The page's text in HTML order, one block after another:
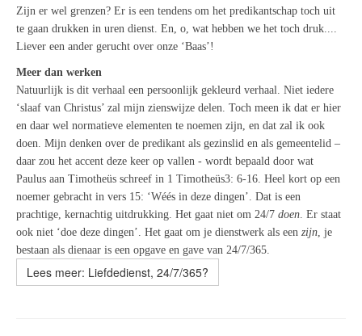
Zijn er wel grenzen? Er is een tendens om het predikantschap toch uit
te gaan drukken in uren dienst. En, o, wat hebben we het toch druk....
Liever een ander gerucht over onze ‘Baas’!
Meer dan werken
Natuurlijk is dit verhaal een persoonlijk gekleurd verhaal. Niet iedere
‘slaaf van Christus’ zal mijn zienswijze delen. Toch meen ik dat er hier
en daar wel normatieve elementen te noemen zijn, en dat zal ik ook
doen. Mijn denken over de predikant als gezinslid en als gemeentelid –
daar zou het accent deze keer op vallen - wordt bepaald door wat
Paulus aan Timotheüs schreef in 1 Timotheüs3: 6-16. Heel kort op een
noemer gebracht in vers 15: ‘Wéés in deze dingen’. Dat is een
prachtige, kernachtig uitdrukking. Het gaat niet om 24/7 doen. Er staat
ook niet ‘doe deze dingen’. Het gaat om je dienstwerk als een zijn, je
bestaan als dienaar is een opgave en gave van 24/7/365.
Lees meer: Liefdedienst, 24/7/365?